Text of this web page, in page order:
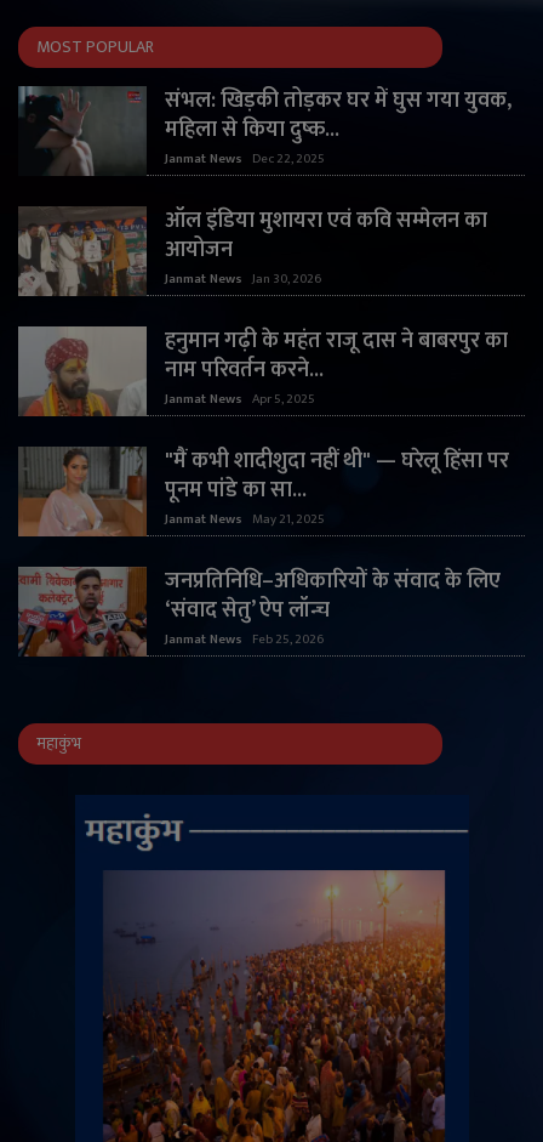
MOST POPULAR
संभल: खिड़की तोड़कर घर में घुस गया युवक,
महिला से किया दुष्क...
Janmat News Dec 22, 2025
ऑल इंडिया मुशायरा एवं कवि सम्मेलन का
आयोजन
Janmat News Jan 30, 2026
हनुमान गढ़ी के महंत राजू दास ने बाबरपुर का
नाम परिवर्तन करने...
Janmat News Apr 5, 2025
"मैं कभी शादीशुदा नहीं थी" — घरेलू हिंसा पर
पूनम पांडे का सा...
Janmat News May 21, 2025
जनप्रतिनिधि–अधिकारियों के संवाद के लिए
‘संवाद सेतु’ ऐप लॉन्च
Janmat News Feb 25, 2026
महाकुंभ